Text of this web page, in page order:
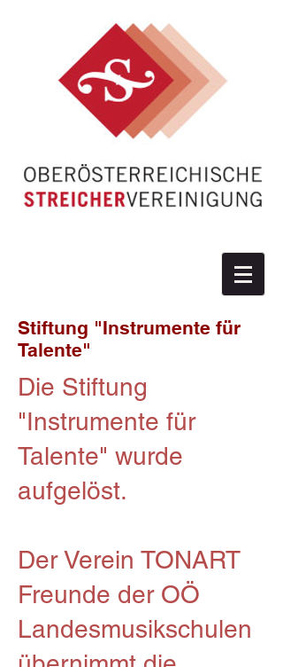
Stiftung "Instrumente für
Talente"
Die Stiftung
"Instrumente für
Talente" wurde
aufgelöst.
Der Verein TONART
Freunde der OÖ
Landesmusikschulen